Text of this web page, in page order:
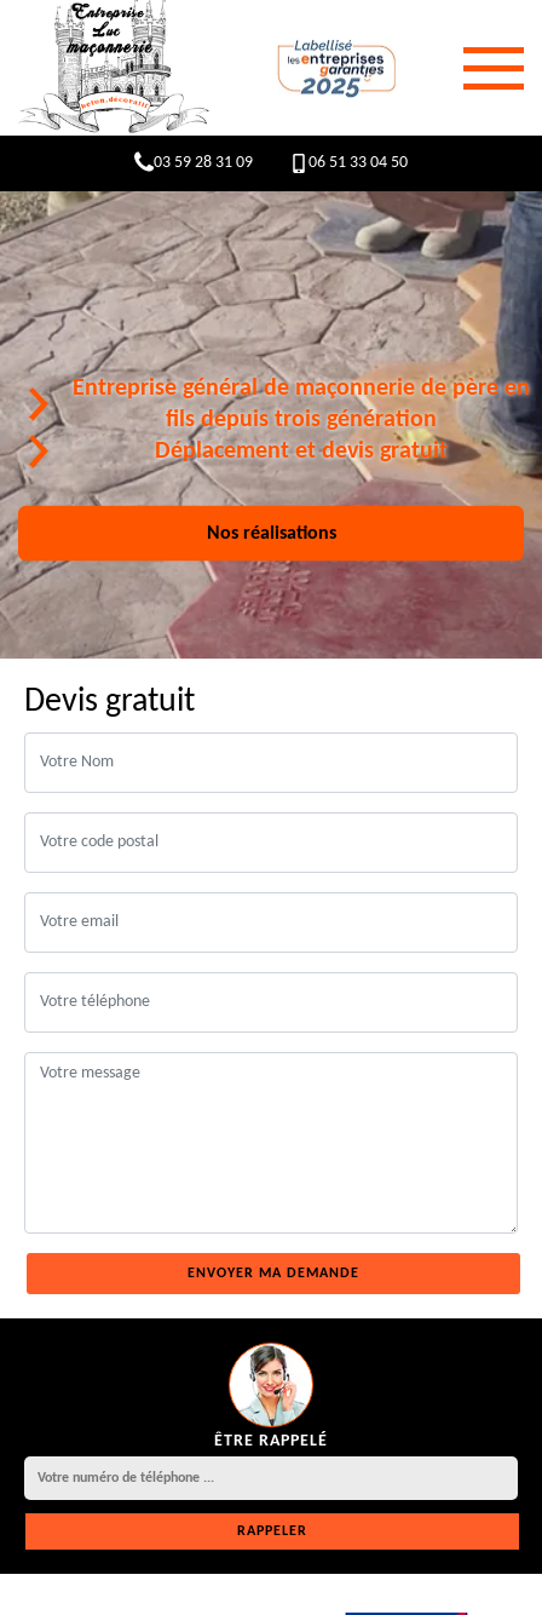
03 59 28 31 09 06 51 33 04 50
Entreprise général de maçonnerie de père en
fils depuis trois génération
Déplacement et devis gratuit
Nos réalisations
Devis gratuit
ÊTRE RAPPELÉ